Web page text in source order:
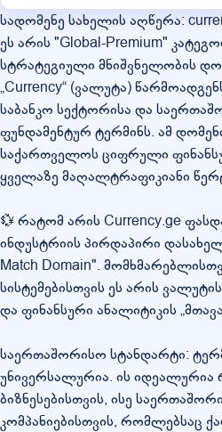
სადომენე სახელის აღწერა:
ეს არის "Global-Premium"
სტრატეგიული მნიშვნელობის
„Currency“ (ვალუტა)
საბანკო სექტორისა და
ფუნდამენტურ ტერმინს. ამ
საქართველოს ციფრული
ყველაზე მაღალტრაფიკიანი
💱 რატომ არის Currency.ge
ინდუსტრიის პირდაპირი
Match Domain".
სისტემებისთვის ეს არის
და ფინანსური ანალიტიკის
საერთაშორისო სტანდარტი:
უნივერსალურია. ის
ბიზნესებისთვის, ისე
კომპანიებისთვის, რომლებსაც